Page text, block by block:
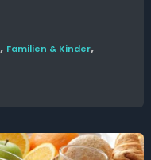
, Familien & Kinder,